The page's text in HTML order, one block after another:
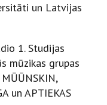
un Latvijas
1. Studijas
mūzikas grupas
un APTIEKAS